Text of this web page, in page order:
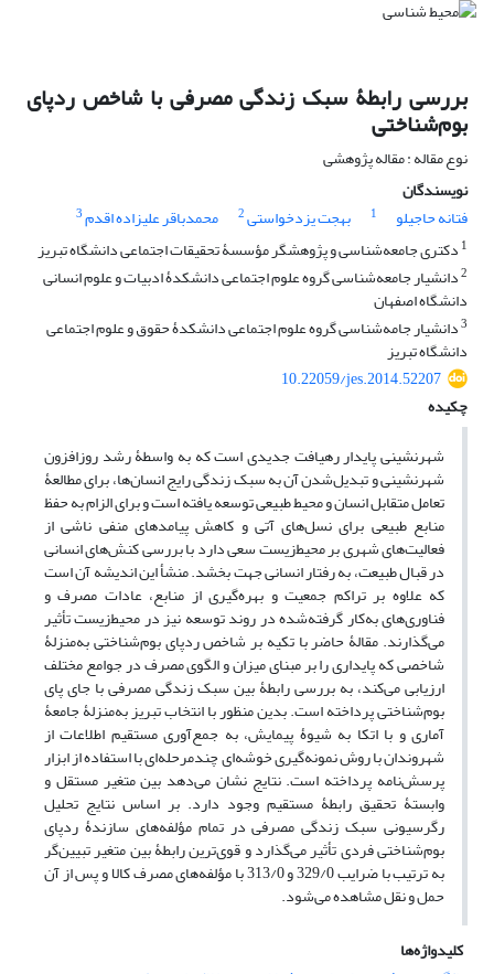
بررسی رابطۀ سبک زندگی مصرفی با شاخص ردپای
بوم‌شناختی
نوع مقاله : مقاله پژوهشی
نویسندگان
فتانه حاجیلو
1 بهجت یزدخواستی2 محمدباقر علیزاده اقدم3
1 دکتری جامعه‌شناسی و پژوهشگر مؤسسۀ تحقیقات اجتماعی دانشگاه تبریز
2دانشیار جامعه‌شناسی گروه علوم اجتماعی دانشکدۀ ادبیات و علوم انسانی
دانشگاه اصفهان
3دانشیار جامه‌شناسی گروه علوم اجتماعی دانشکدۀ حقوق و علوم اجتماعی
دانشگاه تبریز
10.22059/jes.2014.52207
چکیده
شهرنشینی پایدار رهیافت جدیدی است که به واسطۀ رشد روزافزون
شهرنشینی و تبدیل‌شدن آن به سبک زندگی رایج انسان‌ها، برای مطالعۀ
تعامل متقابل انسان و محیط طبیعی توسعه یافته است و برای الزام به حفظ
منابع طبیعی برای نسل‌های آتی و کاهش پیامدهای منفی ناشی از
فعالیت‌های شهری بر محیط‌زیست سعی دارد با بررسی کنش‌های انسانی
در قبال طبیعت، به رفتار انسانی جهت بخشد. منشأ این اندیشه آن است
که علاوه بر تراکم جمعیت و بهره‌گیری از منابع، عادات مصرف و
فناوری‌های به‌کار گرفته‌شده در روند توسعه نیز در محیط‌زیست تأثیر
می‌گذارند. مقالۀ حاضر با تکیه بر شاخص ردپای بوم‌شناختی به‌منزلۀ
شاخصی که پایداری را بر مبنای میزان و الگوی مصرف در جوامع مختلف
ارزیابی می‌کند، به بررسی رابطۀ بین سبک زندگی مصرفی با جای پای
بوم‌شناختی پرداخته است. بدین منظور با انتخاب تبریز به‌منزلۀ جامعۀ
آماری و با اتکا به شیوۀ پیمایش، به جمع‌آوری مستقیم اطلاعات از
شهروندان با روش نمونه‌گیری خوشه‌ای چندمرحله‌ای با استفاده از ابزار
پرسش‌نامه پرداخته است. نتایج نشان می‌دهد بین متغیر مستقل و
وابستۀ تحقیق رابطۀ مستقیم وجود دارد. بر اساس نتایج تحلیل
رگرسیونی سبک زندگی مصرفی در تمام مؤلفه‌های سازندۀ ردپای
بوم‌شناختی فردی تأثیر می‌گذارد و قوی‌ترین رابطۀ بین متغیر تبیین‌گر
به ترتیب با ضرایب 329/0 و 313/0 با مؤلفه‌های مصرف کالا و پس از آن
حمل و نقل مشاهده می‌شود.
کلیدواژه‌ها